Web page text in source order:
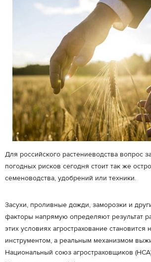
Для российского растениеводства вопрос
погодных рисков сегодня стоит так же
семеноводства, удобрений или техники.
Засухи, проливные дожди, заморозки и
факторы напрямую определяют результат
этих условиях агрострахование становится
инструментом, а реальным механизмом
Национальный союз агростраховщиков